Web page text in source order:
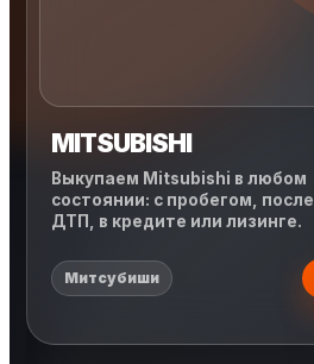
MITSUBISHI
Выкупаем Mitsubishi в любом
состоянии: с пробегом, после
ДТП, в кредите или лизинге.
Митсубиши